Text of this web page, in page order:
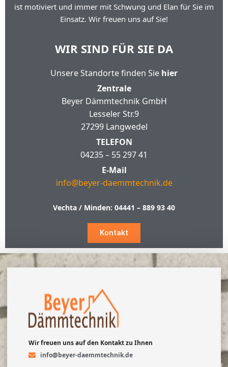
ist motiviert und immer mit Schwung und Elan für Sie im
Einsatz. Wir freuen uns auf Sie!
WIR SIND FÜR SIE DA
Unsere Standorte finden Sie hier
Zentrale
Beyer Dämmtechnik GmbH
Lesseler Str.9
27299 Langwedel
TELEFON
04235 – 55 297 41
E-Mail
info@beyer-daemmtechnik.de
Vechta / Minden: 04441 – 889 93 40
Kontakt
Wir freuen uns auf den Kontakt zu Ihnen
info@beyer-daemmtechnik.de